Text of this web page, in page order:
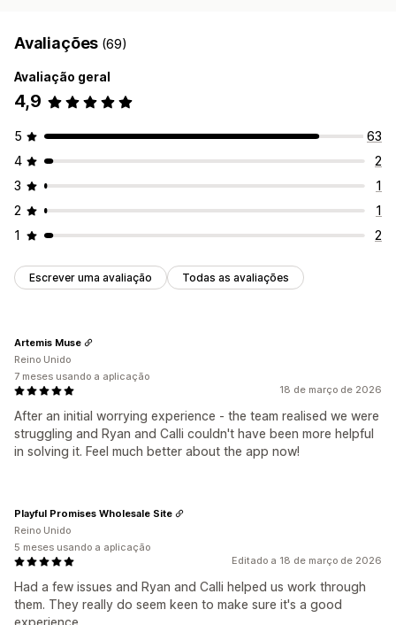
Avaliações (69)
Avaliação geral
4,9
5
63
4
2
3
1
2
1
1
2
Escrever uma avaliação Todas as avaliações
18 de março de 2026
After an initial worrying experience - the team realised we were
struggling and Ryan and Calli couldn't have been more helpful
in solving it. Feel much better about the app now!
Artemis Muse
Reino Unido
7 meses usando a aplicação
Editado a 18 de março de 2026
Had a few issues and Ryan and Calli helped us work through
them. They really do seem keen to make sure it's a good
Playful Promises Wholesale Site
Reino Unido
5 meses usando a aplicação